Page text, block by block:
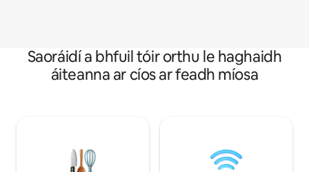
Saoráidí a bhfuil tóir orthu le haghaidh
áiteanna ar cíos ar feadh míosa